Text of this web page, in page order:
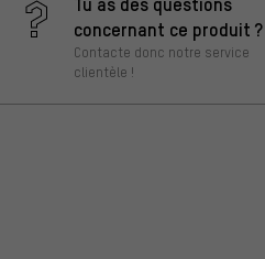
concernant ce produit ?
Contacte donc notre service
clientèle !